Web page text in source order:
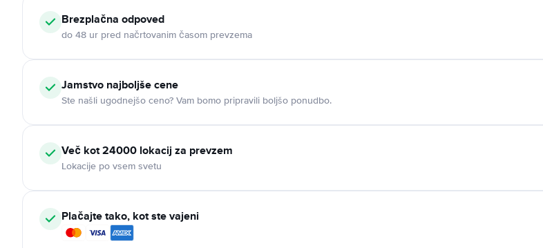
Brezplačna odpoved
do 48 ur pred načrtovanim časom prevzema
Jamstvo najboljše cene
Ste našli ugodnejšo ceno? Vam bomo pripravili boljšo ponudbo.
Več kot 24000 lokacij za prevzem
Lokacije po vsem svetu
Plačajte tako, kot ste vajeni